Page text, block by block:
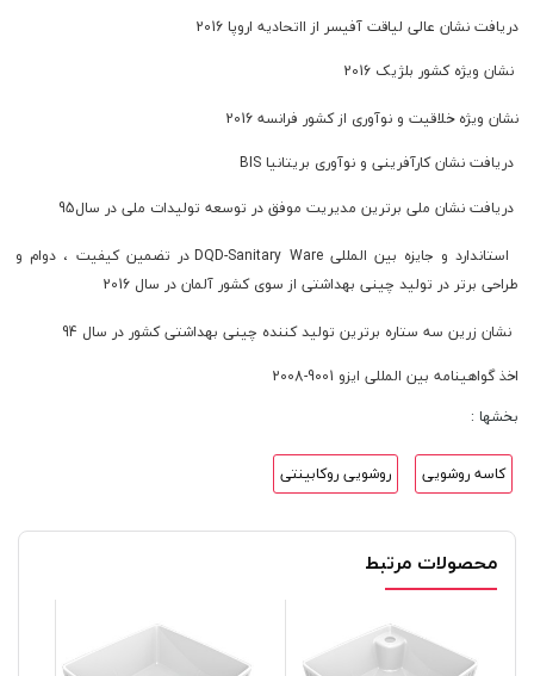
دریافت نشان عالی لیاقت آفیسر از ااتحادیه اروپا 2016
نشان ویژه کشور بلژیک 2016
نشان ویژه خلاقیت و نوآوری از کشور فرانسه 2016
دریافت نشان کارآفرینی و نوآوری بریتانیا BIS
دریافت نشان ملی برترین مدیریت موفق در توسعه تولیدات ملی در سال95
استاندارد و جایزه بین المللیDQD-Sanitary Wareدر تضمین کیفیت ، دوام و
طراحی برتر در تولید چینی بهداشتی از سوی کشور آلمان در سال 2016
نشان زرین سه ستاره برترین تولید کننده چینی بهداشتی کشور در سال 94
اخذ گواهینامه بین المللی ایزو 9001-2008
بخشها :
کاسه روشویی روشویی روکابینتی
محصولات مرتبط